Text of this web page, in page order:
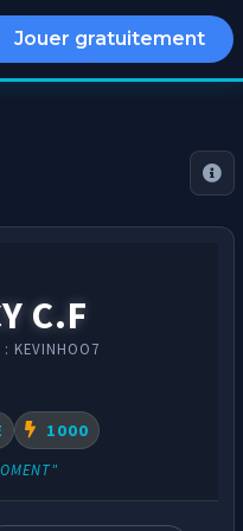
Jouer gratuitement
C.F
: KEVINHOO7
1000